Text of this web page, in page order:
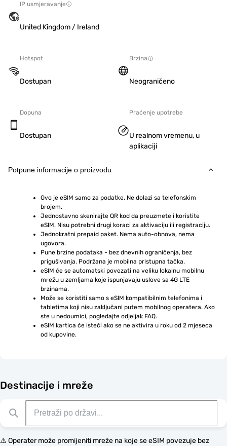
IP usmjeravanje
United Kingdom / Ireland
Hotspot
Dostupan
Brzina
Neograničeno
Dopuna
Dostupan
Praćenje upotrebe
U realnom vremenu, u
aplikaciji
Potpune informacije o proizvodu
Ovo je eSIM samo za podatke. Ne dolazi sa telefonskim
brojem.
Jednostavno skenirajte QR kod da preuzmete i koristite
eSIM. Nisu potrebni drugi koraci za aktivaciju ili registraciju.
Jednokratni prepaid paket. Nema auto-obnova, nema
ugovora.
Pune brzine podataka - bez dnevnih ograničenja, bez
prigušivanja. Podržana je mobilna pristupna tačka.
eSIM će se automatski povezati na veliku lokalnu mobilnu
mrežu u zemljama koje ispunjavaju uslove sa 4G LTE
brzinama.
Može se koristiti samo s eSIM kompatibilnim telefonima i
tabletima koji nisu zaključani putem mobilnog operatera. Ako
ste u nedoumici, pogledajte odjeljak FAQ.
eSIM kartica će isteći ako se ne aktivira u roku od 2 mjeseca
od kupovine.
Destinacije i mreže
⚠️ Operater može promijeniti mreže na koje se eSIM povezuje bez